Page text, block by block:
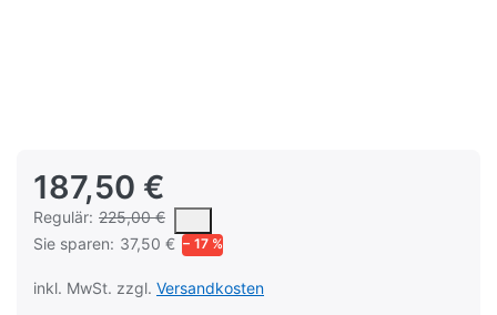
187,50 €
Regulär: 225,00 €
Es handelt sich um den mittleren Verkaufspreis, den Kunden
Sie sparen: 37,50 € − 17 %
inkl. MwSt. zzgl. Versandkosten